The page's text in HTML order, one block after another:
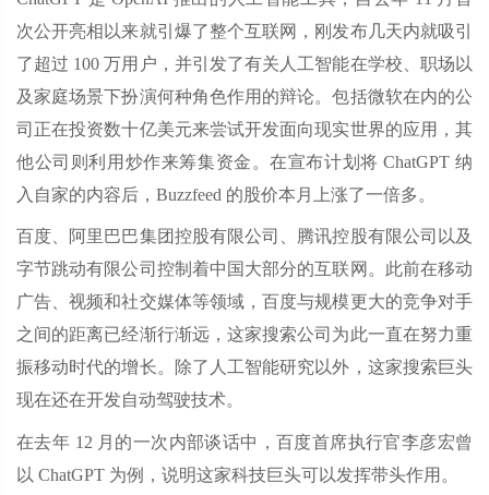
次公开亮相以来就引爆了整个互联网，刚发布几天内就吸引
了超过 100 万用户，并引发了有关人工智能在学校、职场以
及家庭场景下扮演何种角色作用的辩论。包括微软在内的公
司正在投资数十亿美元来尝试开发面向现实世界的应用，其
他公司则利用炒作来筹集资金。在宣布计划将 ChatGPT 纳
入自家的内容后，Buzzfeed 的股价本月上涨了一倍多。
百度、阿里巴巴集团控股有限公司、腾讯控股有限公司以及
字节跳动有限公司控制着中国大部分的互联网。此前在移动
广告、视频和社交媒体等领域，百度与规模更大的竞争对手
之间的距离已经渐行渐远，这家搜索公司为此一直在努力重
振移动时代的增长。除了人工智能研究以外，这家搜索巨头
现在还在开发自动驾驶技术。
在去年 12 月的一次内部谈话中，百度首席执行官李彦宏曾
以 ChatGPT 为例，说明这家科技巨头可以发挥带头作用。